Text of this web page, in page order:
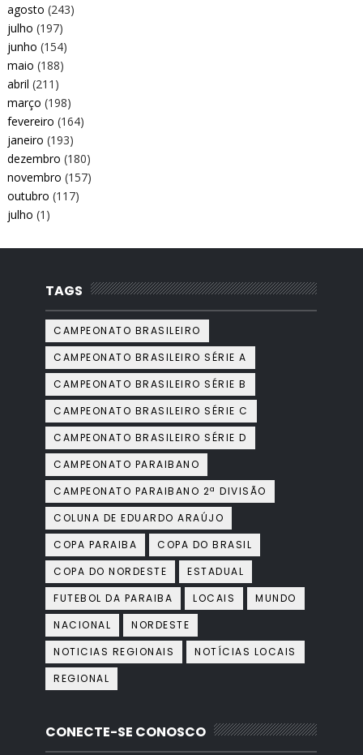
agosto (243)
julho (197)
junho (154)
maio (188)
abril (211)
março (198)
fevereiro (164)
janeiro (193)
dezembro (180)
novembro (157)
outubro (117)
julho (1)
TAGS
CAMPEONATO BRASILEIRO
CAMPEONATO BRASILEIRO SÉRIE A
CAMPEONATO BRASILEIRO SÉRIE B
CAMPEONATO BRASILEIRO SÉRIE C
CAMPEONATO BRASILEIRO SÉRIE D
CAMPEONATO PARAIBANO
CAMPEONATO PARAIBANO 2ª DIVISÃO
COLUNA DE EDUARDO ARAÚJO
COPA PARAIBA
COPA DO BRASIL
COPA DO NORDESTE
ESTADUAL
FUTEBOL DA PARAIBA
LOCAIS
MUNDO
NACIONAL
NORDESTE
NOTICIAS REGIONAIS
NOTÍCIAS LOCAIS
REGIONAL
CONECTE-SE CONOSCO